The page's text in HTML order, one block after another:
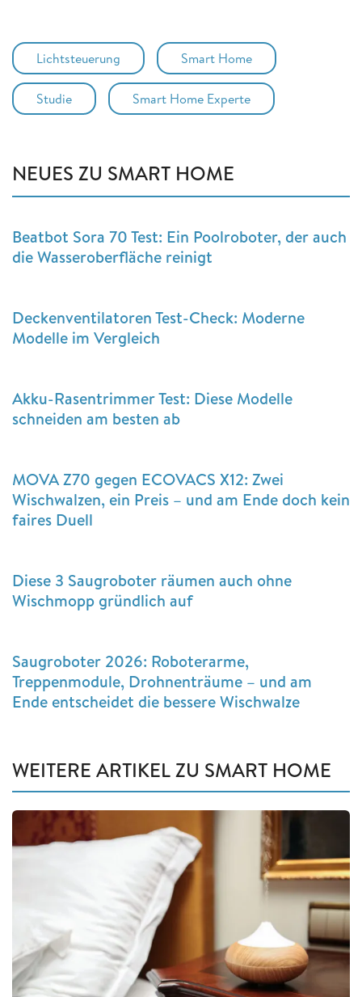
Lichtsteuerung Smart Home
Studie Smart Home Experte
NEUES ZU SMART HOME
Beatbot Sora 70 Test: Ein Poolroboter, der auch
die Wasseroberfläche reinigt
Deckenventilatoren Test-Check: Moderne
Modelle im Vergleich
Akku-Rasentrimmer Test: Diese Modelle
schneiden am besten ab
MOVA Z70 gegen ECOVACS X12: Zwei
Wischwalzen, ein Preis – und am Ende doch kein
faires Duell
Diese 3 Saugroboter räumen auch ohne
Wischmopp gründlich auf
Saugroboter 2026: Roboterarme,
Treppenmodule, Drohnenträume – und am
Ende entscheidet die bessere Wischwalze
WEITERE ARTIKEL ZU SMART HOME